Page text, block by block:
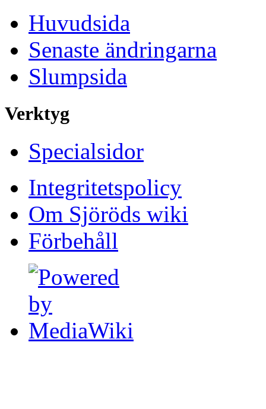
Huvudsida
Senaste ändringarna
Slumpsida
Verktyg
Specialsidor
Integritetspolicy
Om Sjöröds wiki
Förbehåll